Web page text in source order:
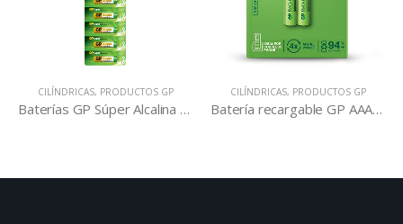
CILÍNDRICAS, PRODUCTOS GP
Baterías GP Súper Alcalina AAA (10u)
CILÍNDRICAS, PRODUCTOS GP
Batería recargable GP AAA 650 mAh (2u)